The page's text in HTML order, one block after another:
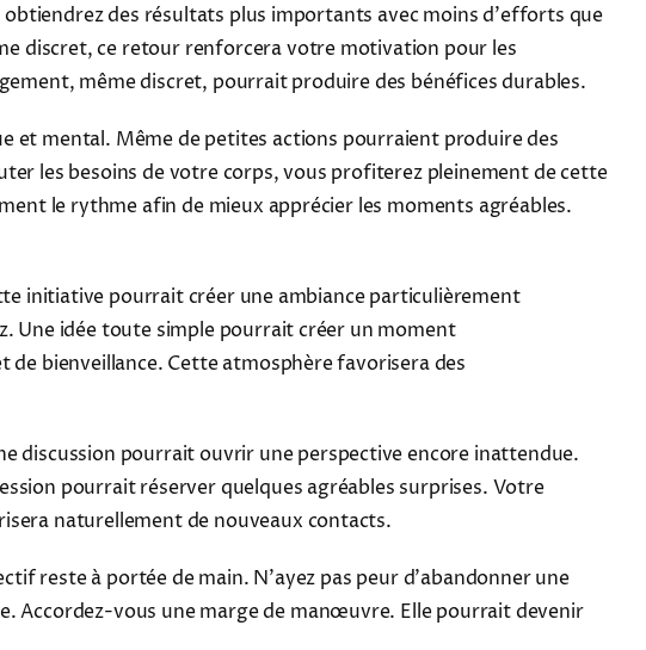
des résultats plus importants avec moins d'efforts que
discret, ce retour renforcera votre motivation pour les
même discret, pourrait produire des bénéfices durables.
et mental. Même de petites actions pourraient produire des
les besoins de votre corps, vous profiterez pleinement de cette
le rythme afin de mieux apprécier les moments agréables.
initiative pourrait créer une ambiance particulièrement
Une idée toute simple pourrait créer un moment
bienveillance. Cette atmosphère favorisera des
discussion pourrait ouvrir une perspective encore inattendue.
pourrait réserver quelques agréables surprises. Votre
naturellement de nouveaux contacts.
reste à portée de main. N'ayez pas peur d'abandonner une
Accordez-vous une marge de manœuvre. Elle pourrait devenir